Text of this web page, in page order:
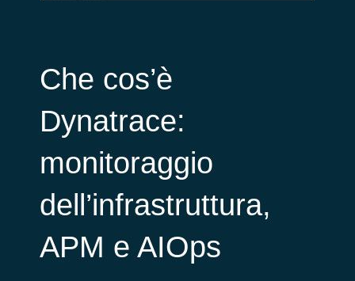
Che cos’è
Dynatrace:
monitoraggio
dell’infrastruttura,
APM e AIOps